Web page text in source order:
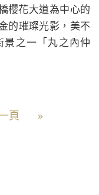
櫻花大道為中心的
的璀璨光影，美不
景之一「丸之內仲
夢似幻的藍色隧
頁 »